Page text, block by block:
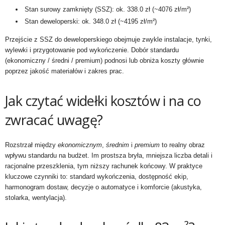
Stan surowy zamknięty (SSZ): ok. 338.0 zł (~4076 zł/m²)
Stan deweloperski: ok. 348.0 zł (~4195 zł/m²)
Przejście z SSZ do deweloperskiego obejmuje zwykle instalacje, tynki,
wylewki i przygotowanie pod wykończenie. Dobór standardu
(ekonomiczny / średni / premium) podnosi lub obniża koszty głównie
poprzez jakość materiałów i zakres prac.
Jak czytać widełki kosztów i na co
zwracać uwagę?
Rozstrzał między ekonomicznym, średnim i premium to realny obraz
wpływu standardu na budżet. Im prostsza bryła, mniejsza liczba detali i
racjonalne przeszklenia, tym niższy rachunek końcowy. W praktyce
kluczowe czynniki to: standard wykończenia, dostępność ekip,
harmonogram dostaw, decyzje o automatyce i komforcie (akustyka,
stolarka, wentylacja).